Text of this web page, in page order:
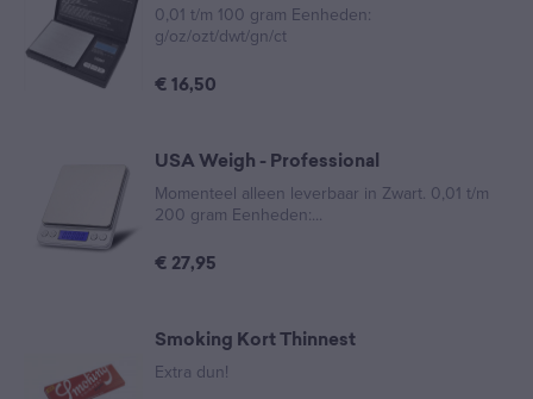
0,01 t/m 100 gram Eenheden:
g/oz/ozt/dwt/gn/ct
€ 16,50
USA Weigh - Professional
Momenteel alleen leverbaar in Zwart. 0,01 t/m
200 gram Eenheden:...
€ 27,95
Smoking Kort Thinnest
Extra dun!